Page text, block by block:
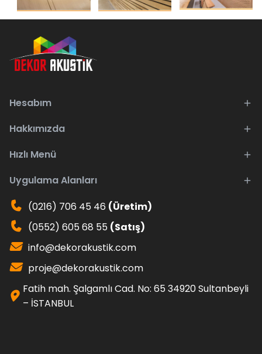
Hesabım
Hakkımızda
Hızlı Menü
Uygulama Alanları
(0216) 706 45 46 (Üretim)
(0552) 605 68 55 (Satış)
info@dekorakustik.com
proje@dekorakustik.com
Fatih mah. Şalgamlı Cad. No: 65 34920 Sultanbeyli
– İSTANBUL